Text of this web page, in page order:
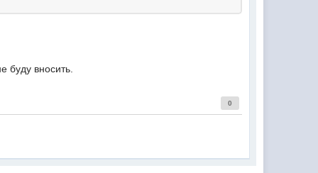
буду вносить.
0